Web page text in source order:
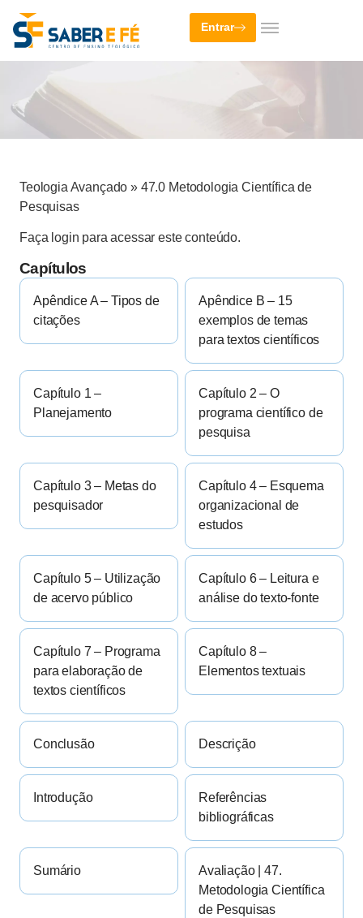
Entrar
Teologia Avançado » 47.0 Metodologia Científica de
Pesquisas
Faça login para acessar este conteúdo.
Capítulos
Apêndice A – Tipos de
citações
Apêndice B – 15
exemplos de temas
para textos científicos
Capítulo 1 –
Planejamento
Capítulo 2 – O
programa científico de
pesquisa
Capítulo 3 – Metas do
pesquisador
Capítulo 4 – Esquema
organizacional de
estudos
Capítulo 5 – Utilização
de acervo público
Capítulo 6 – Leitura e
análise do texto-fonte
Capítulo 7 – Programa
para elaboração de
textos científicos
Capítulo 8 –
Elementos textuais
Conclusão Descrição
Introdução
Referências
bibliográficas
Sumário
Avaliação | 47.
Metodologia Científica
de Pesquisas